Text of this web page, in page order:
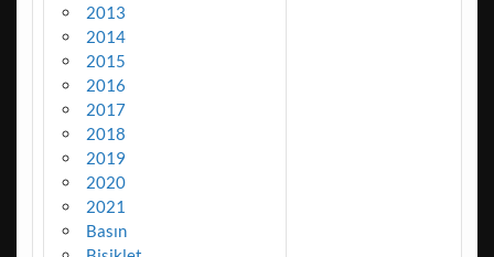
2013
2014
2015
2016
2017
2018
2019
2020
2021
Basın